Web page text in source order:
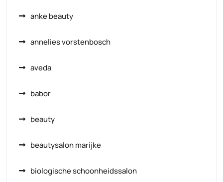
anke beauty
annelies vorstenbosch
aveda
babor
beauty
beautysalon marijke
biologische schoonheidssalon